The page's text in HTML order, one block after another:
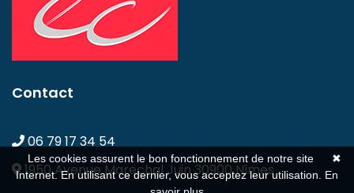
Contact
06 79 17 34 54
1950 Avenue Marechal Juin30900 Nîmes
✖
Les cookies assurent le bon fonctionnement de notre site
Internet. En utilisant ce dernier, vous acceptez leur utilisation. En